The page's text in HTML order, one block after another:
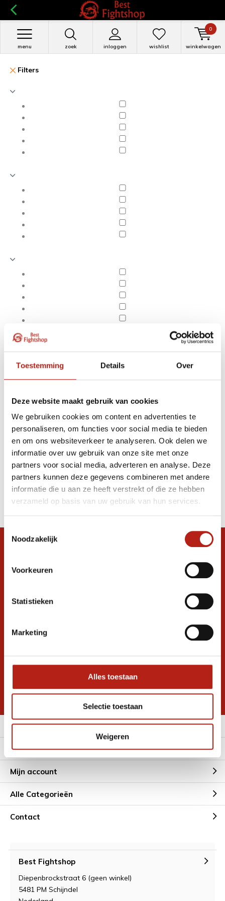
Toestemming Details Over
Deze website maakt gebruik van cookies
We gebruiken cookies om content en advertenties te
personaliseren, om functies voor social media te bieden
en om ons websiteverkeer te analyseren. Ook delen we
informatie over uw gebruik van onze site met onze
partners voor social media, adverteren en analyse. Deze
partners kunnen deze gegevens combineren met andere
informatie die u aan ze heeft verstrekt of die ze hebben
verzameld op basis van uw gebruik van hun services.
Toestemmingsselectie
Noodzakelijk
Voorkeuren
Statistieken
Marketing
Alles toestaan
Selectie toestaan
Weigeren
zoek inloggen
menu wishlist winkelwagen
0
Filters
Apply filters
Producten getagd met
Aqua Punching Bag 18" |
Bad Boy blauw
Producten
Filter
Stel je vraag in de chat, en we helpen je
graag verder. 24/7
Volg ons
promoties
* Lees hier de wettelijke beperkingen
Meer informatie
Klantenservice
Mijn account
Alle Categorieën
Contact
Best Fightshop
Diepenbrockstraat 6 (geen winkel)
5481 PM Schijndel